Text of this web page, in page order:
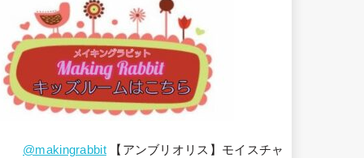
@makingrabbit【アンブリオリス】モイスチャ